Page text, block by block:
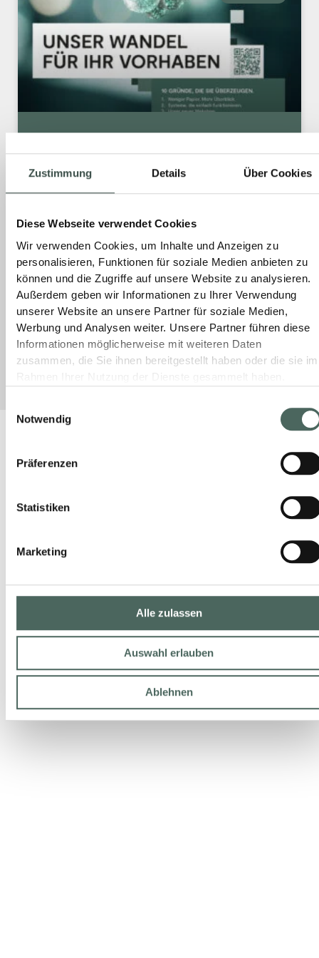
Zustimmung Details Über Cookies
Diese Webseite verwendet Cookies
Wir verwenden Cookies, um Inhalte und Anzeigen zu
personalisieren, Funktionen für soziale Medien anbieten zu
können und die Zugriffe auf unsere Website zu analysieren.
Außerdem geben wir Informationen zu Ihrer Verwendung
unserer Website an unsere Partner für soziale Medien,
Werbung und Analysen weiter. Unsere Partner führen diese
Informationen möglicherweise mit weiteren Daten
zusammen, die Sie ihnen bereitgestellt haben oder die sie im
Notwendig
Präferenzen
Statistiken
Marketing
Alle zulassen
Auswahl erlauben
Ablehnen
UNSER WANDEL FÜR IHR
VORHABEN.
Verlässlichkeit und Partnerschaft auf
Augenhöhe. Und genau dieses besondere
Jubiläum war für uns der richtige Moment,
einen großen Schritt nach vorn zu gehen.
MEHR »
28. Januar 2026 Keine Kommentare